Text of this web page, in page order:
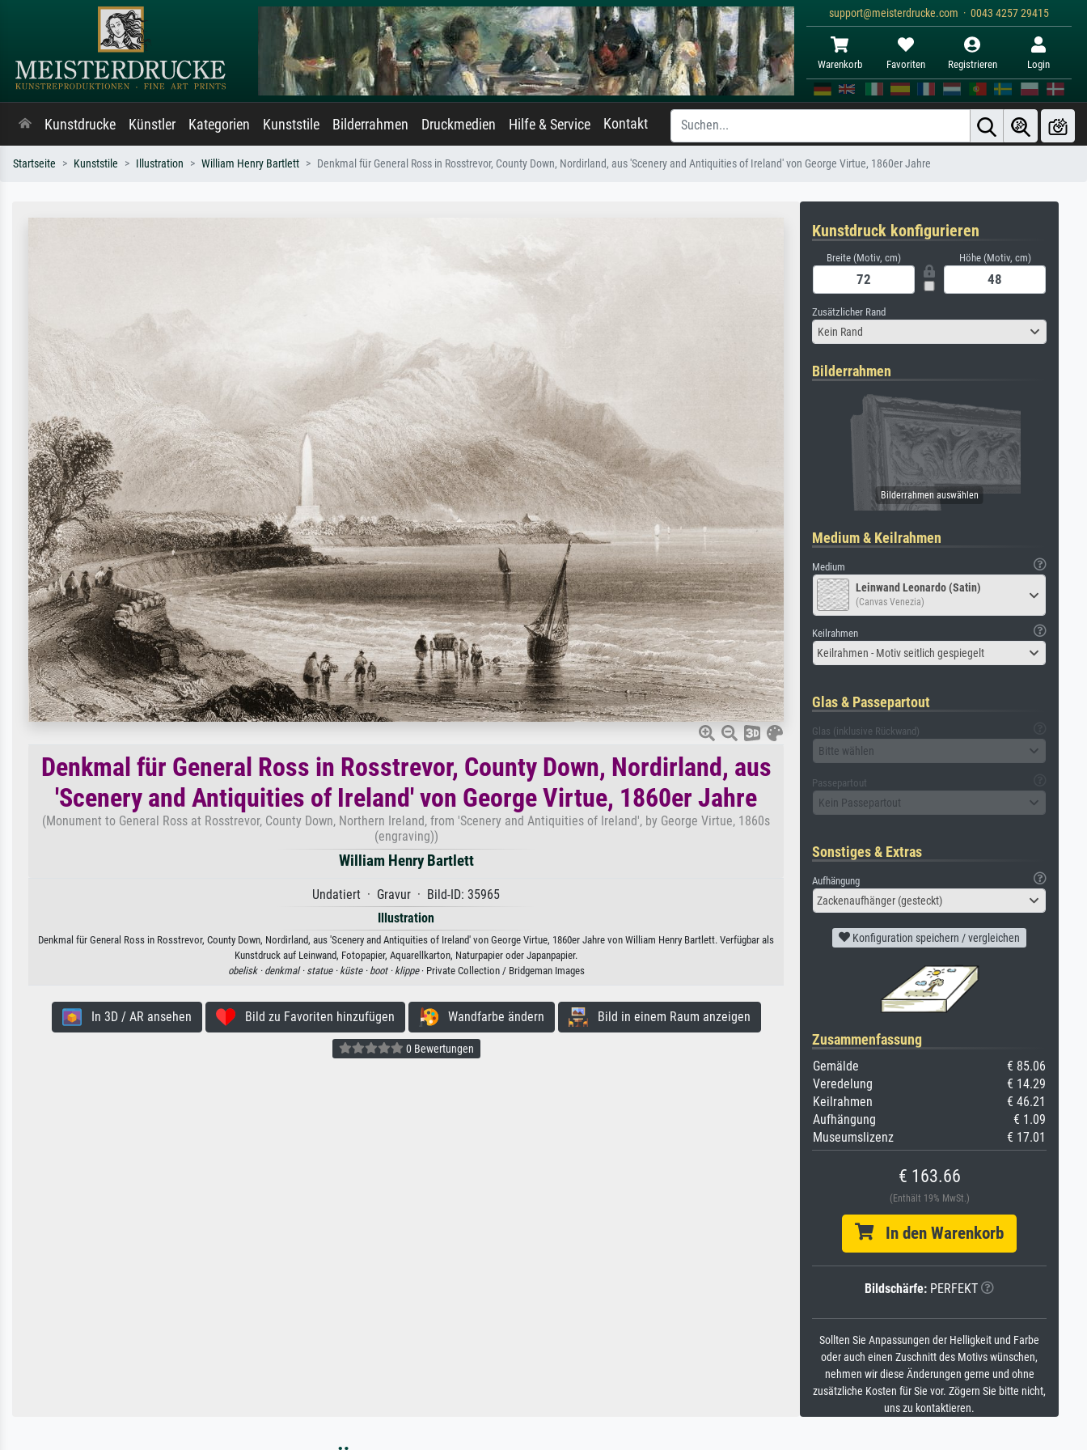
support@meisterdrucke.com · 0043 4257 29415
Warenkorb Favoriten Registrieren Login
Kunstdrucke Künstler Kategorien Kunststile Bilderrahmen Druckmedien Hilfe & Service Kontakt
Startseite Kunststile Illustration William Henry Bartlett Denkmal für General Ross in Rosstrevor, County Down, Nordirland, aus 'Scenery and Antiquities of Ireland' von George Virtue, 1860er Jahre
Denkmal für General Ross in Rosstrevor, County Down, Nordirland, aus
'Scenery and Antiquities of Ireland' von George Virtue, 1860er Jahre
(Monument to General Ross at Rosstrevor, County Down, Northern Ireland, from 'Scenery and Antiquities of Ireland', by George Virtue, 1860s
(engraving))
William Henry Bartlett
Undatiert · Gravur · Bild-ID: 35965
Illustration
Denkmal für General Ross in Rosstrevor, County Down, Nordirland, aus 'Scenery and Antiquities of Ireland' von George Virtue, 1860er Jahre von William Henry Bartlett. Verfügbar als
Kunstdruck auf Leinwand, Fotopapier, Aquarellkarton, Naturpapier oder Japanpapier.
obelisk · denkmal · statue · küste · boot · klippe· Private Collection / Bridgeman Images
In 3D / AR ansehen Bild zu Favoriten hinzufügen Wandfarbe ändern Bild in einem Raum anzeigen
0 Bewertungen
Kunstdruck konfigurieren
Breite (Motiv, cm) Höhe (Motiv, cm)
Zusätzlicher Rand
Kein Rand
Bilderrahmen
Medium & Keilrahmen
Medium
Leinwand Leonardo (Satin)
(Canvas Venezia)
Keilrahmen
Keilrahmen - Motiv seitlich gespiegelt
Glas & Passepartout
Glas (inklusive Rückwand)
Bitte wählen
Passepartout
Kein Passepartout
Sonstiges & Extras
Aufhängung
Zackenaufhänger (gesteckt)
Konfiguration speichern / vergleichen
Zusammenfassung
Gemälde
€ 85.06
Veredelung
€ 14.29
Keilrahmen
€ 46.21
Aufhängung
€ 1.09
Museumslizenz
€ 17.01
€ 163.66
(Enthält 19% MwSt.)
In den Warenkorb
Bildschärfe: PERFEKT
Sollten Sie Anpassungen der Helligkeit und Farbe
oder auch einen Zuschnitt des Motivs wünschen,
nehmen wir diese Änderungen gerne und ohne
zusätzliche Kosten für Sie vor. Zögern Sie bitte nicht,
uns zu kontaktieren.